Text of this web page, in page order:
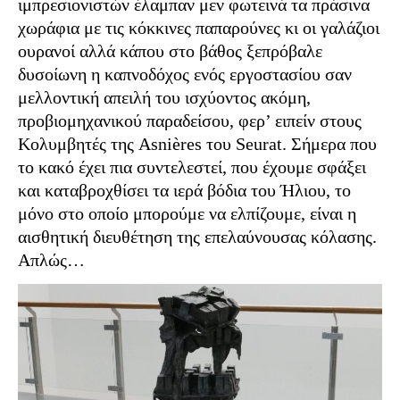
ιμπρεσιονιστών έλαμπαν μεν φωτεινά τα πράσινα
χωράφια με τις κόκκινες παπαρούνες κι οι γαλάζιοι
ουρανοί αλλά κάπου στο βάθος ξεπρόβαλε
δυσοίωνη η καπνοδόχος ενός εργοστασίου σαν
μελλοντική απειλή του ισχύοντος ακόμη,
προβιομηχανικού παραδείσου, φερ’ ειπείν στους
Κολυμβητές της Asnières του Seurat. Σήμερα που
το κακό έχει πια συντελεστεί, που έχουμε σφάξει
και καταβροχθίσει τα ιερά βόδια του Ήλιου, το
μόνο στο οποίο μπορούμε να ελπίζουμε, είναι η
αισθητική διευθέτηση της επελαύνουσας κόλασης.
Απλώς…